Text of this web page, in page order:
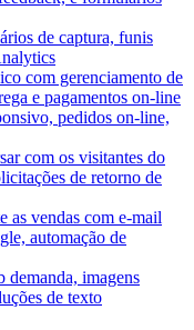
de captura, funis
com gerenciamento de
e pagamentos on-line
pedidos on-line,
com os visitantes do
de retorno de
as vendas com e-mail
automação de
demanda, imagens
de texto